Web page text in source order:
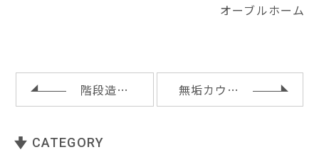
o
o
k
st t
オーブルホーム
階段造作と造作テレビ台 無垢カウンター材と気密測定
CATEGORY